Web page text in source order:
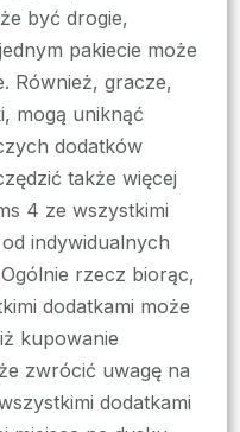
być drogie,
pakiecie może
Również, gracze,
mogą uniknąć
dodatków
także więcej
4 ze wszystkimi
indywidualnych
rzecz biorąc,
dodatkami może
kupowanie
zwrócić uwagę na
dodatkami